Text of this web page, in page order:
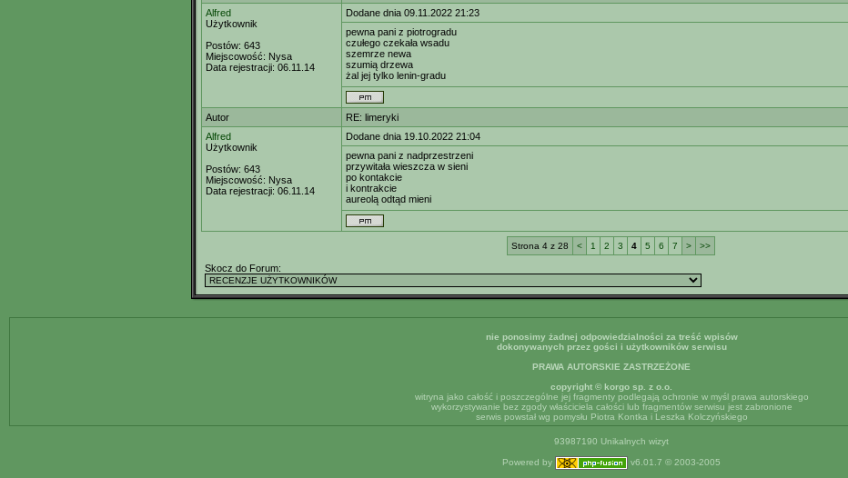
Alfred
Użytkownik
Postów: 643
Miejscowość: Nysa
Data rejestracji: 06.11.14
Dodane dnia 09.11.2022 21:23
pewna pani z piotrogradu
czułego czekała wsadu
szemrze newa
szumią drzewa
żal jej tylko lenin-gradu
Autor
RE: limeryki
Alfred
Użytkownik
Postów: 643
Miejscowość: Nysa
Data rejestracji: 06.11.14
Dodane dnia 19.10.2022 21:04
pewna pani z nadprzestrzeni
przywitała wieszcza w sieni
po kontakcie
i kontrakcie
aureolą odtąd mieni
Strona 4 z 28 < 1 2 3 4 5 6 7 > >>
Skocz do Forum:
nie ponosimy żadnej odpowiedzialności za treść wpisów
dokonywanych przez gości i użytkowników serwisu
PRAWA AUTORSKIE ZASTRZEŻONE
copyright © korgo sp. z o.o.
witryna jako całość i poszczególne jej fragmenty podlegają ochronie w myśl prawa autorskiego
wykorzystywanie bez zgody właściciela całości lub fragmentów serwisu jest zabronione
serwis powstał wg pomysłu Piotra Kontka i Leszka Kolczyńskiego
93987190 Unikalnych wizyt
Powered by v6.01.7 © 2003-2005